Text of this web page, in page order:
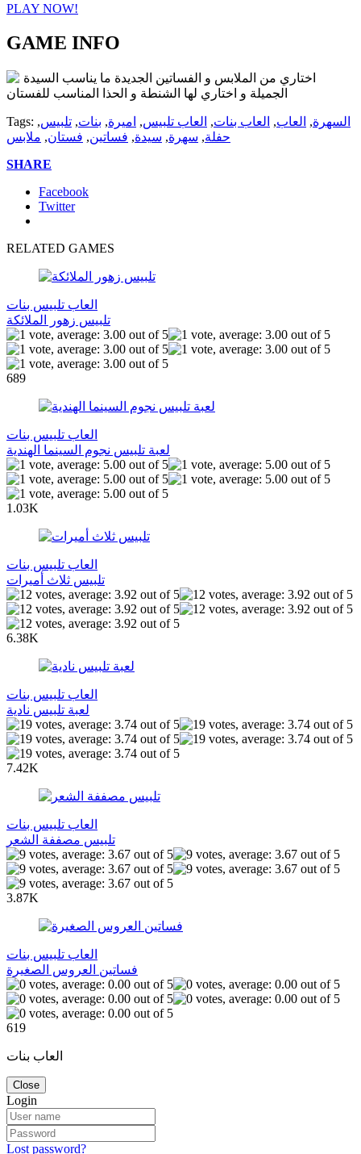
PLAY NOW!
GAME INFO
اختاري من الملابس و الفساتين الجديدة ما يناسب السيدة
الجميلة و اختاري لها الشنطة و الحذا المناسب للفستان
Tags: السهرة, العاب, العاب بنات, العاب تلبيس, اميرة, بنات, تلبيس,
حفلة, سهرة, سيدة, فساتين, فستان, ملابس
SHARE
Facebook
Twitter
RELATED GAMES
العاب تلبيس بنات
تلبيس زهور الملائكة
689
العاب تلبيس بنات
لعبة تلبيس نجوم السينما الهندية
1.03K
العاب تلبيس بنات
تلبيس ثلاث أميرات
6.38K
العاب تلبيس بنات
لعبة تلبيس نادية
7.42K
العاب تلبيس بنات
تلبيس مصففة الشعر
3.87K
العاب تلبيس بنات
فساتين العروس الصغيرة
619
العاب بنات
Close
Login
Lost password?